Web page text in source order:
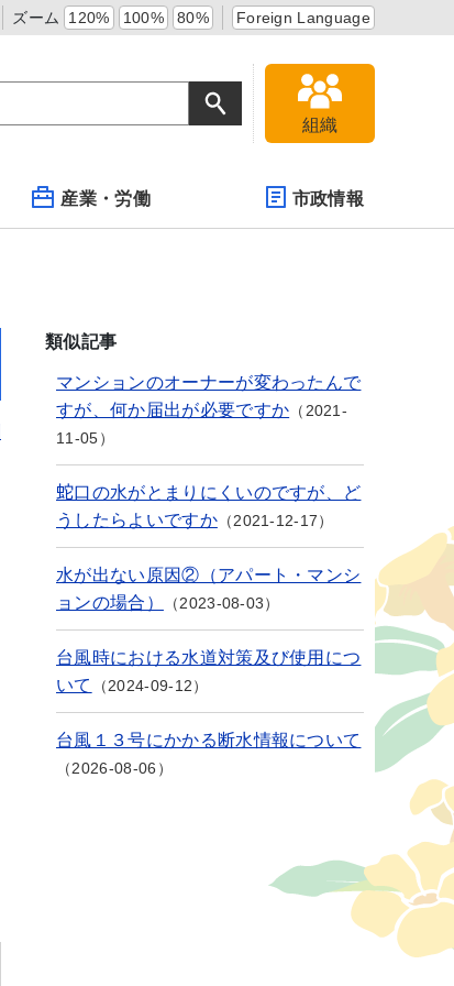
ズーム 120% 100% 80% Foreign Language
組織
産業・労働 市政情報
類似記事
マンションのオーナーが変わったんで
すが、何か届出が必要ですか
2021-
11-05
蛇口の水がとまりにくいのですが、ど
うしたらよいですか
2021-12-17
水が出ない原因②（アパート・マンシ
ョンの場合）
2023-08-03
台風時における水道対策及び使用につ
いて
2024-09-12
台風１３号にかかる断水情報について
2026-08-06